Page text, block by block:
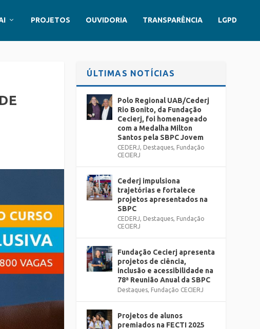
PROJETOS OUVIDORIA TRANSPARÊNCIA LGPD
ÚLTIMAS NOTÍCIAS
Polo Regional UAB/Cederj
Rio Bonito, da Fundação
Cecierj, foi homenageado
com a Medalha Milton
Santos pela SBPC Jovem
CEDERJ, Destaques, Fundação
CECIERJ
Cederj impulsiona
trajetórias e fortalece
projetos apresentados na
SBPC
CEDERJ, Destaques, Fundação
CECIERJ
Fundação Cecierj apresenta
projetos de ciência,
inclusão e acessibilidade na
78ª Reunião Anual da SBPC
Destaques, Fundação CECIERJ
Projetos de alunos
premiados na FECTI 2025